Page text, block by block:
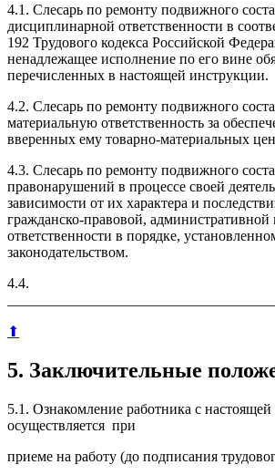
4.1. Слесарь по ремонту подвижного
дисциплинарной ответственности в
192 Трудового кодекса Российской
ненадлежащее исполнение по его вине
перечисленных в настоящей инструкции.
4.2. Слесарь по ремонту подвижного
материальную ответственность за
вверенных ему товарно-материальных
4.3. Слесарь по ремонту подвижного
правонарушений в процессе своей
зависимости от их характера и
гражданско-правовой, административной
ответственности в порядке,
законодательством.
4.4.
⬆
5. Заключительные
5.1. Ознакомление работника с
осуществляется при
приеме на работу (до подписания